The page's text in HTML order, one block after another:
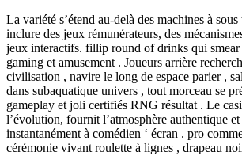
La variété s’étend au-delà des machines à
inclure des jeux rémunérateurs, des
jeux interactifs. fillip round of drinks qui
gaming et amusement . Joueurs arrière
civilisation , navire le long de espace parier ,
dans subaquatique univers , tout morceau se
gameplay et joli certifiés RNG résultat . Le
l’évolution, fournit l’atmosphère authentique
instantanément à comédien ‘ écran . pro
cérémonie vivant roulette à lignes , drapeau